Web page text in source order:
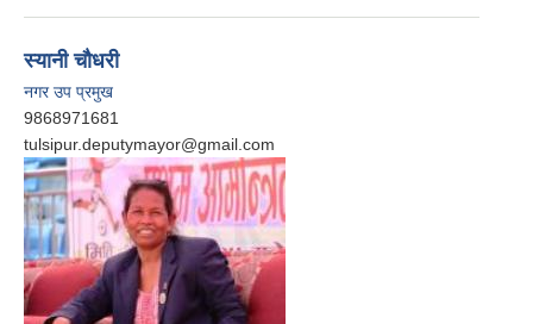
स्यानी चाैधरी
नगर उप प्रमुख
9868971681
tulsipur.deputymayor@gmail.com